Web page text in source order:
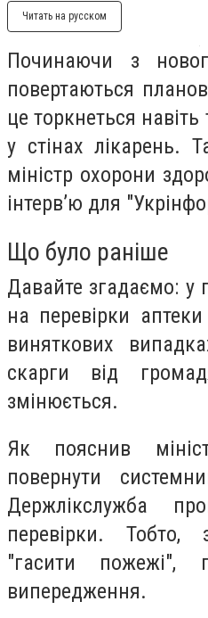
Читать на русском
Починаючи з
повертаються
це торкнеться навіть
у стінах лікарень.
міністр охорони
інтерв’ю для
Що було раніше
Давайте згадаємо: у
на перевірки
виняткових
скарги від
змінюється.
Як пояснив
повернути
Держлікслужба
перевірки.
"гасити пожежі",
випередження.